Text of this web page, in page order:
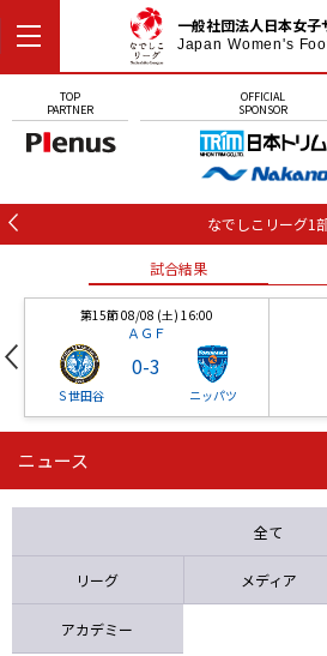
一般社団法人日本女子
Japan Women's
TOP
PARTNER
OFFICIAL
SPONSOR
なでしこリーグ1
試合結果
第15節 08/08 (土) 16:00
ＡＧＦ
Ｓ世田谷
0-3
ニッパツ
第16節 09/05 (土) 15:00
ニッパツ
ニュース
全て
リーグ メディア
アカデミー